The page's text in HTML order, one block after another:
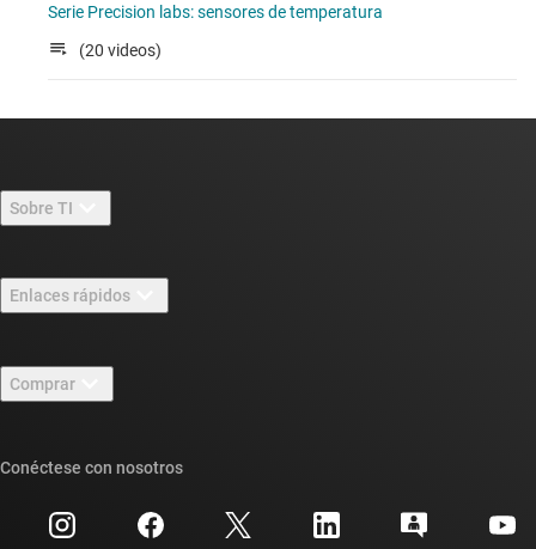
Serie Precision labs: sensores de temperatura
(20 videos)
Sobre TI
Carreras laborales
Sala de redacción
Eventos
Relaciones con los inversionistas
Enlaces rápidos
Foros de soporte de diseño de TI E2E™
Búsqueda de referencias cruzadas
Centro de atención al cliente
Comprar
Conéctese con nosotros